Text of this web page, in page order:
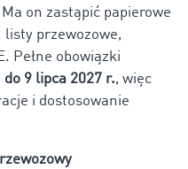
on zastąpić papierowe
przewozowe,
Pełne obowiązki
do 9 lipca 2027 r., więc
i dostosowanie